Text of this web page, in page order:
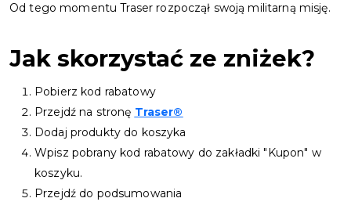
Od tego momentu Traser rozpoczął swoją militarną misję.
Jak skorzystać ze zniżek?
Pobierz kod rabatowy
Przejdź na stronę Traser®
Dodaj produkty do koszyka
Wpisz pobrany kod rabatowy do zakładki "Kupon" w
koszyku.
Przejdź do podsumowania